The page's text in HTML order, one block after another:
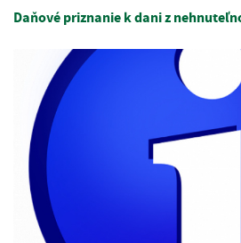
Daňové priznanie k dani z